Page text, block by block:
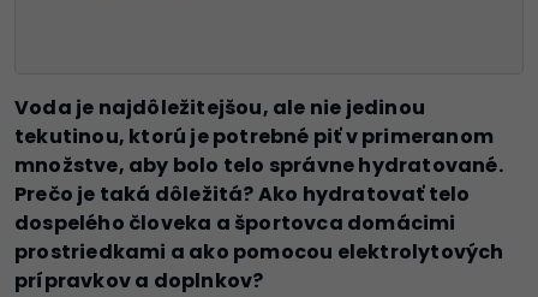
Voda je najdôležitejšou, ale nie jedinou
tekutinou, ktorú je potrebné piť v primeranom
množstve, aby bolo telo správne hydratované.
Prečo je taká dôležitá? Ako hydratovať telo
dospelého človeka a športovca domácimi
prostriedkami a ako pomocou elektrolytových
prípravkov a doplnkov?